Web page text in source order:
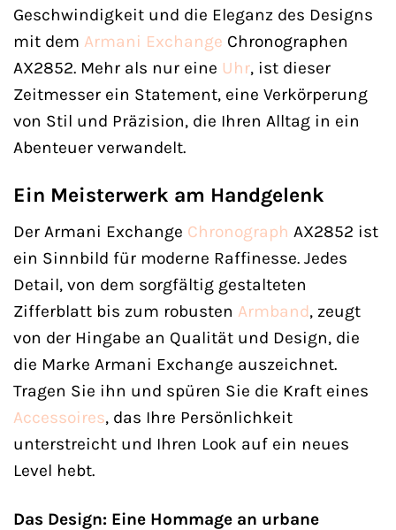
Geschwindigkeit und die Eleganz des Designs
mit dem Armani Exchange Chronographen
AX2852. Mehr als nur eine Uhr, ist dieser
Zeitmesser ein Statement, eine Verkörperung
von Stil und Präzision, die Ihren Alltag in ein
Abenteuer verwandelt.
Ein Meisterwerk am Handgelenk
Der Armani Exchange Chronograph AX2852 ist
ein Sinnbild für moderne Raffinesse. Jedes
Detail, von dem sorgfältig gestalteten
Zifferblatt bis zum robusten Armband, zeugt
von der Hingabe an Qualität und Design, die
die Marke Armani Exchange auszeichnet.
Tragen Sie ihn und spüren Sie die Kraft eines
Accessoires, das Ihre Persönlichkeit
unterstreicht und Ihren Look auf ein neues
Level hebt.
Das Design: Eine Hommage an urbane